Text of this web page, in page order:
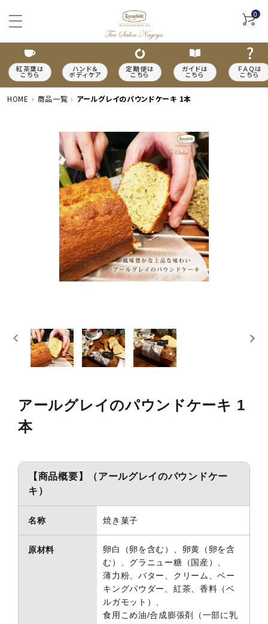
0
紅茶葉は
こちら
ハンド＆
ボディケア
定期便は
こちら
ガイドは
こちら
ＦＡＱは
こちら
ACCOUNT MENU
person 新規会員登録
カテゴリーから探す
種類から探す
定期購入商品
ご利用ガイド
プライバシーポリシー
特定商取引法について
HOME 商品一覧 アールグレイのパウンドケーキ 1本
アールグレイのパウンドケーキ 1
本
【商品概要】（アールグレイのパウンドケー
キ）
名称 焼き菓子
原材料
卵白（卵を含む）、卵黄（卵を含
む）、グラニュー糖（国産）、
薄力粉、バター、クリーム、ベー
キングパウダー、紅茶、香料（ベ
ルガモット）、
食用こめ油/合成膨張剤（一部に乳